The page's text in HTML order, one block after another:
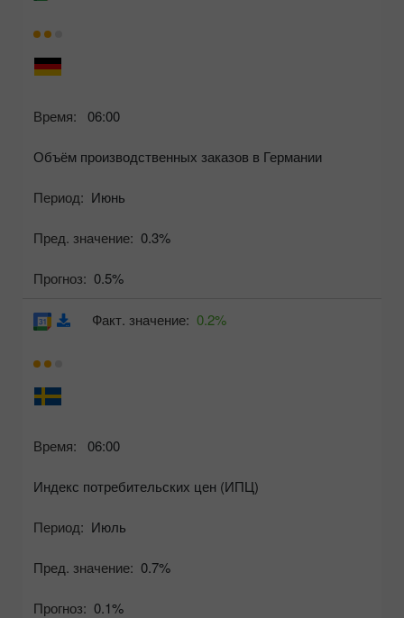
Время: 06:00
Объём производственных заказов в Германии
Период: Июнь
Пред. значение: 0.3%
Прогноз: 0.5%
Время: 06:00
Индекс потребительских цен (ИПЦ)
Период: Июль
Пред. значение: 0.7%
Прогноз: 0.1%
Факт. значение: 0.2%